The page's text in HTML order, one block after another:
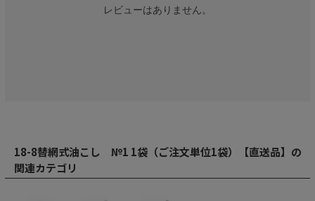
レビューはありません。
18-8替網式油こし №1 1袋（ご注文単位1袋）【直送品】の
関連カテゴリ